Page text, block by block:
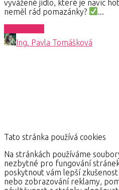
vyvážené jídlo, které je navíc
neměl rád pomazánky?
...
Ing. Pavla Tomášková
Tato stránka používá cookies
Na stránkách používáme
nezbytné pro fungování
poskytnout vám lepší
nebo zobrazování reklamy,